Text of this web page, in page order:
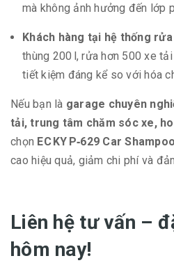
mà không ảnh hưởng đến lớp
Khách hàng tại hệ thống
thùng 200 l, rửa hơn 500 xe
tiết kiệm đáng kể so với hóa
Nếu bạn là garage chuyên
tải, trung tâm chăm sóc xe,
chọn EC KY P‑629 Car
cao hiệu quả, giảm chi phí và
Liên hệ tư vấn –
hôm nay!